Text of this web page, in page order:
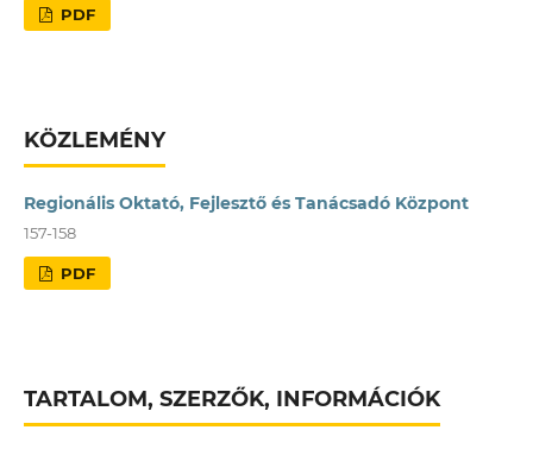
PDF
KÖZLEMÉNY
Regionális Oktató, Fejlesztő és Tanácsadó Központ
157-158
PDF
TARTALOM, SZERZŐK, INFORMÁCIÓK